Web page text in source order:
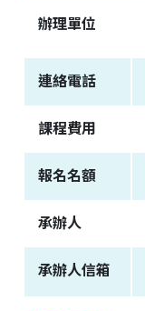
辦理單位
連絡電話
課程費用
報名名額
承辦人
承辦人信箱